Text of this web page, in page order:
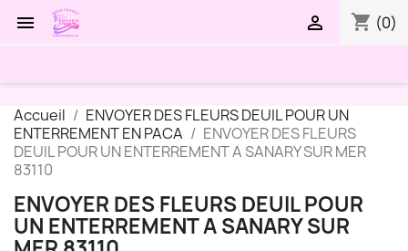
 shopping_cart (0)

Accueil
ENVOYER DES FLEURS DEUIL POUR UN
ENTERREMENT EN PACA
ENVOYER DES FLEURS
DEUIL POUR UN ENTERREMENT A SANARY SUR MER
83110
ENVOYER DES FLEURS DEUIL POUR
UN ENTERREMENT A SANARY SUR